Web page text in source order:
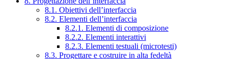
8.1. Obiettivi dell’interfaccia
8.2. Elementi dell’interfaccia
8.2.1. Elementi di composizione
8.2.2. Elementi interattivi
8.2.3. Elementi testuali (microtesti)
8.3. Progettare e costruire in alta fedeltà